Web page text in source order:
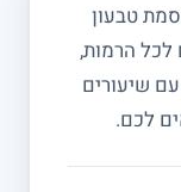
טבעון
לכל הרמות,
שיעורים
לכם.